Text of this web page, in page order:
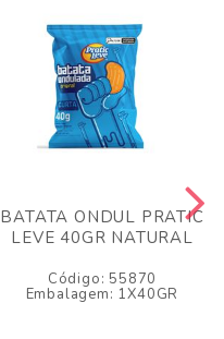
BATATA ONDUL PRATIC
LEVE 40GR NATURAL
Código: 55870
Embalagem: 1X40GR